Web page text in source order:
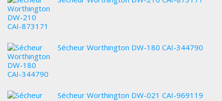
Sécheur Worthington DW-180 CAI-344790
Sécheur Worthington DW-021 CAI-969119